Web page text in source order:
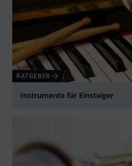
RATGEBER
Instrumente für Einsteiger